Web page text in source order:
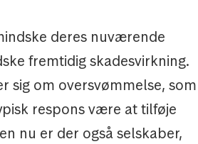
deres nuværende
fremtidig skadesvirkning.
sig om oversvømmelse, som
respons være at tilføje
nu er der også selskaber,